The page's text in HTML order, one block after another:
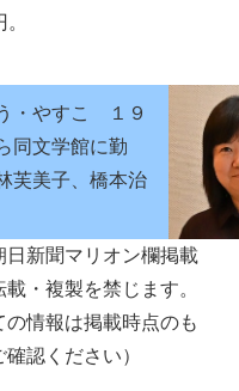
・やすこ １９
同文学館に勤
芙美子、橋本治
日新聞マリオン欄掲載
・複製を禁じます。
情報は掲載時点のも
認ください）